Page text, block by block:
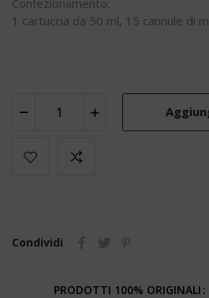
1 cartuccia da 50 ml, 15 cannule di
Condividi
PRODOTTI 100% ORIGINALI